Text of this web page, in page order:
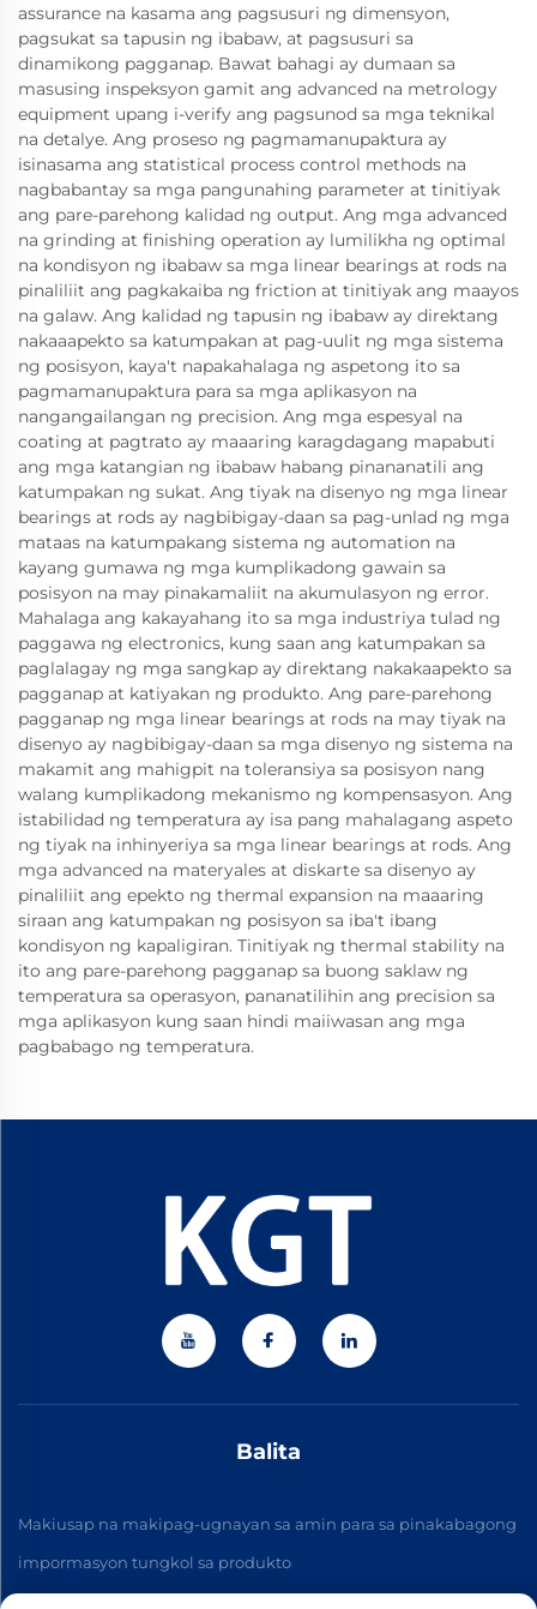
assurance na kasama ang pagsusuri ng dimensyon,
pagsukat sa tapusin ng ibabaw, at pagsusuri sa
dinamikong pagganap. Bawat bahagi ay dumaan sa
masusing inspeksyon gamit ang advanced na metrology
equipment upang i-verify ang pagsunod sa mga teknikal
na detalye. Ang proseso ng pagmamanupaktura ay
isinasama ang statistical process control methods na
nagbabantay sa mga pangunahing parameter at tinitiyak
ang pare-parehong kalidad ng output. Ang mga advanced
na grinding at finishing operation ay lumilikha ng optimal
na kondisyon ng ibabaw sa mga linear bearings at rods na
pinaliliit ang pagkakaiba ng friction at tinitiyak ang maayos
na galaw. Ang kalidad ng tapusin ng ibabaw ay direktang
nakaaapekto sa katumpakan at pag-uulit ng mga sistema
ng posisyon, kaya't napakahalaga ng aspetong ito sa
pagmamanupaktura para sa mga aplikasyon na
nangangailangan ng precision. Ang mga espesyal na
coating at pagtrato ay maaaring karagdagang mapabuti
ang mga katangian ng ibabaw habang pinananatili ang
katumpakan ng sukat. Ang tiyak na disenyo ng mga linear
bearings at rods ay nagbibigay-daan sa pag-unlad ng mga
mataas na katumpakang sistema ng automation na
kayang gumawa ng mga kumplikadong gawain sa
posisyon na may pinakamaliit na akumulasyon ng error.
Mahalaga ang kakayahang ito sa mga industriya tulad ng
paggawa ng electronics, kung saan ang katumpakan sa
paglalagay ng mga sangkap ay direktang nakakaapekto sa
pagganap at katiyakan ng produkto. Ang pare-parehong
pagganap ng mga linear bearings at rods na may tiyak na
disenyo ay nagbibigay-daan sa mga disenyo ng sistema na
makamit ang mahigpit na toleransiya sa posisyon nang
walang kumplikadong mekanismo ng kompensasyon. Ang
istabilidad ng temperatura ay isa pang mahalagang aspeto
ng tiyak na inhinyeriya sa mga linear bearings at rods. Ang
mga advanced na materyales at diskarte sa disenyo ay
pinaliliit ang epekto ng thermal expansion na maaaring
siraan ang katumpakan ng posisyon sa iba't ibang
kondisyon ng kapaligiran. Tinitiyak ng thermal stability na
ito ang pare-parehong pagganap sa buong saklaw ng
temperatura sa operasyon, pananatilihin ang precision sa
mga aplikasyon kung saan hindi maiiwasan ang mga
pagbabago ng temperatura.
Balita
Makiusap na makipag-ugnayan sa amin para sa pinakabagong
impormasyon tungkol sa produkto